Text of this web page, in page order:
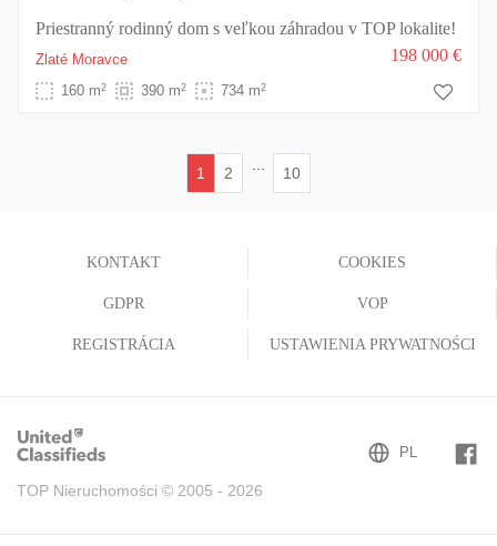
Priestranný rodinný dom s veľkou záhradou v TOP lokalite!
Zlaté Moravce
160 m2 390 m2 734 m2
198 000 €
1
2 ... 10
KONTAKT COOKIES
GDPR VOP
REGISTRÁCIA USTAWIENIA PRYWATNOŚCI
TOP Nieruchomości © 2005 - 2026